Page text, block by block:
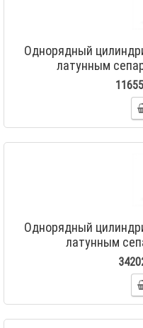
Однорядный
латунным
Однорядный
латунным